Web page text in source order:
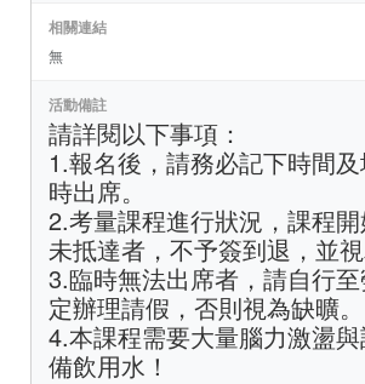
相關連結
無
活動備註
請詳閱以下事項：
1.報名後，請務必記下時間
時出席。
2.考量課程進行狀況，課程
未抵達者，不予簽到退，並視
3.臨時無法出席者，請自行
定辦理請假，否則視為缺曠。
4.本課程需要大量腦力激盪
備飲用水！